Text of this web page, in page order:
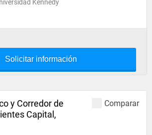
Kennedy
Solicitar información
Comparar
y Corredor de
Capital,